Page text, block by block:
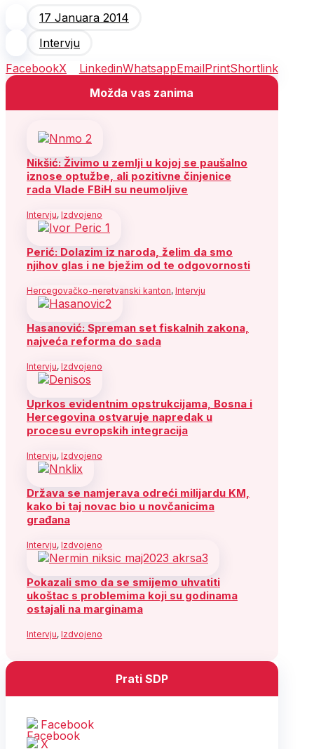
17 Januara 2014
Intervju
FacebookX LinkedinWhatsappEmailPrintShortlink
Možda vas zanima
Nikšić: Živimo u zemlji u kojoj se paušalno
iznose optužbe, ali pozitivne činjenice
rada Vlade FBiH su neumoljive
Intervju, Izdvojeno
Perić: Dolazim iz naroda, želim da smo
njihov glas i ne bježim od te odgovornosti
Hercegovačko-neretvanski kanton, Intervju
Hasanović: Spreman set fiskalnih zakona,
najveća reforma do sada
Intervju, Izdvojeno
Uprkos evidentnim opstrukcijama, Bosna i
Hercegovina ostvaruje napredak u
procesu evropskih integracija
Intervju, Izdvojeno
Država se namjerava odreći milijardu KM,
kako bi taj novac bio u novčanicima
građana
Intervju, Izdvojeno
Pokazali smo da se smijemo uhvatiti
ukoštac s problemima koji su godinama
ostajali na marginama
Intervju, Izdvojeno
Prati SDP
Facebook
X